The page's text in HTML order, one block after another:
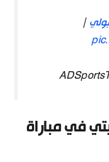
|
في مباراة